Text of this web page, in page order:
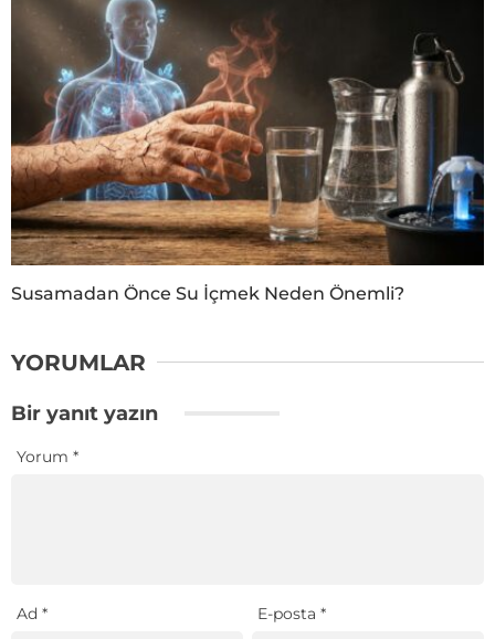
Susamadan Önce Su İçmek Neden Önemli?
YORUMLAR
Bir yanıt yazın
Yorum *
Ad * E-posta*